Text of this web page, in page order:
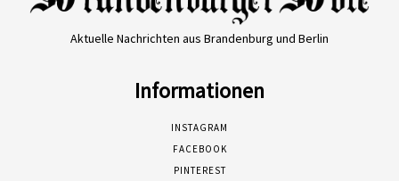
Aktuelle Nachrichten aus Brandenburg und Berlin
Informationen
INSTAGRAM
FACEBOOK
PINTEREST